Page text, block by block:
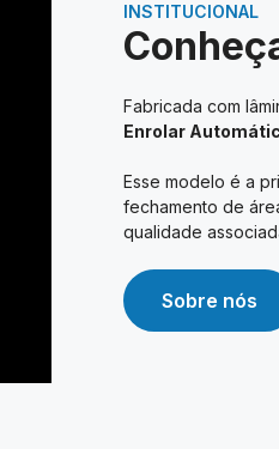
INSTITUCIONAL
Fabricada com
Enrolar
Esse modelo é a
fechamento de
qualidade
Sobre nós